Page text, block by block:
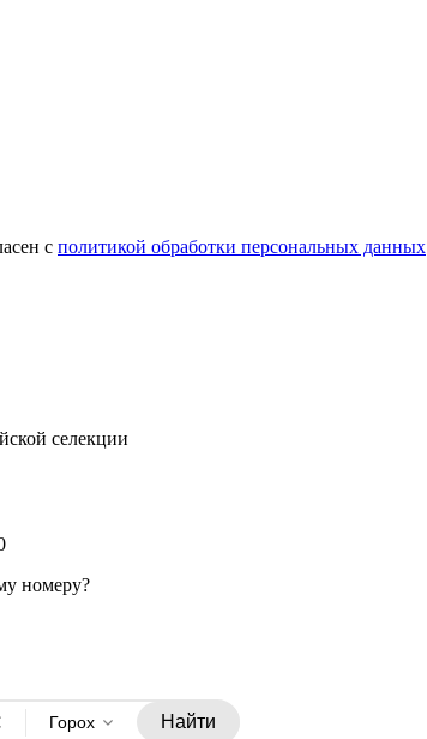
с политикой обработки персональных данных
селекции
номеру?
Горох Найти